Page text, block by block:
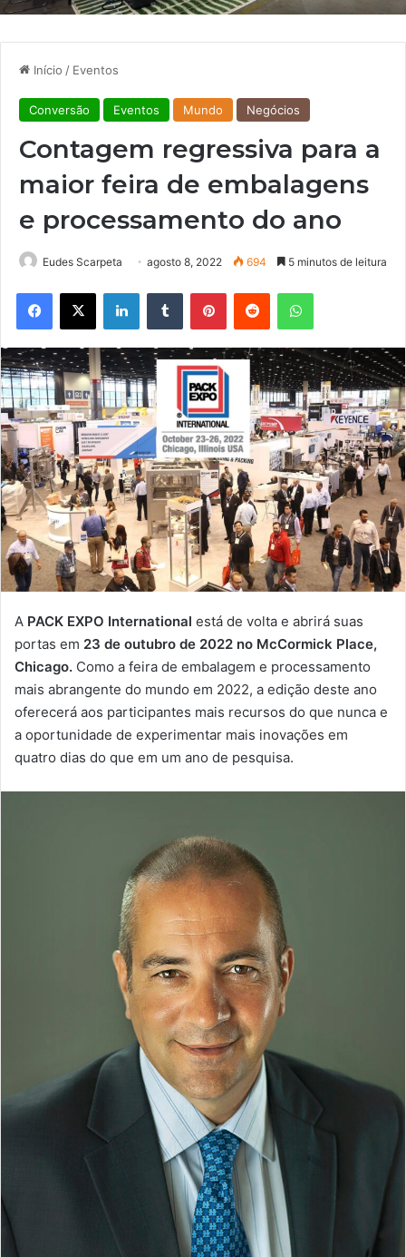
Início / Eventos
Conversão Eventos Mundo Negócios
Contagem regressiva para a
maior feira de embalagens
e processamento do ano
Eudes Scarpeta agosto 8, 2022 694 5 minutos de leitura
Facebook
X LinkedinTumblr PinterestReddit WhatsApp
A PACK EXPO International está de volta e abrirá suas
portas em 23 de outubro de 2022 no McCormick Place,
Chicago. Como a feira de embalagem e processamento
mais abrangente do mundo em 2022, a edição deste ano
oferecerá aos participantes mais recursos do que nunca e
a oportunidade de experimentar mais inovações em
quatro dias do que em um ano de pesquisa.